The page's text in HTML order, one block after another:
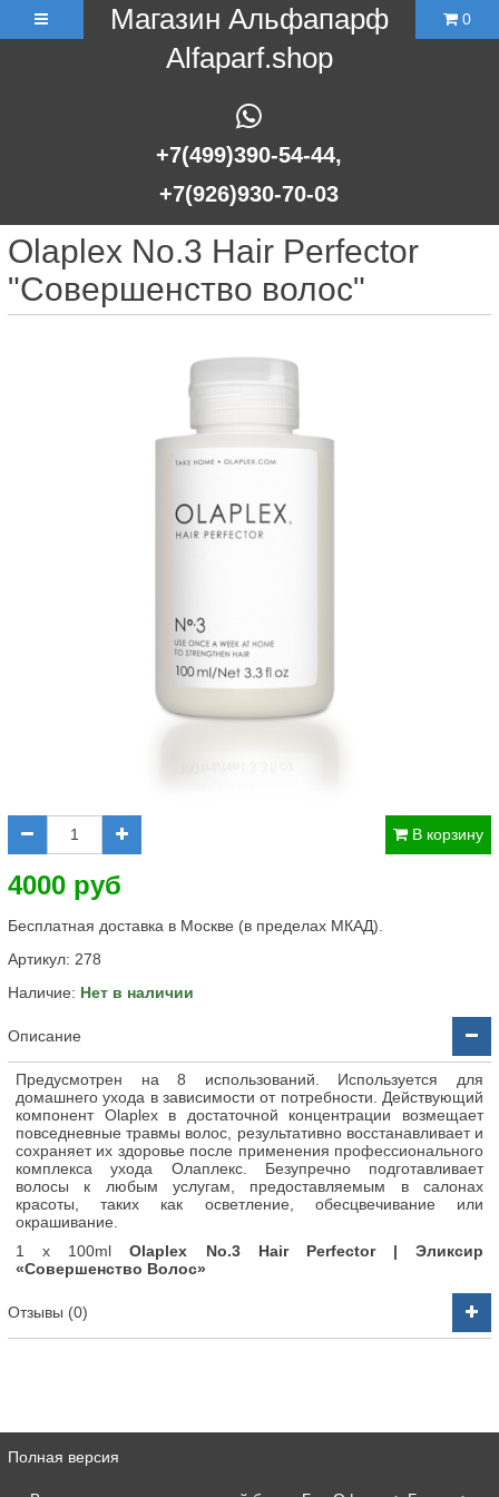
Магазин Альфапарф
Alfaparf.shop
+7(499)390-54-44,
+7(926)930-70-03
0
Olaplex No.3 Hair Perfector
"Совершенство волос"
В корзину
4000 руб
Бесплатная доставка в Москве (в пределах МКАД).
Артикул: 278
Наличие: Нет в наличии
Описание
Предусмотрен на 8 использований. Используется для
домашнего ухода в зависимости от потребности. Действующий
компонент Olaplex в достаточной концентрации возмещает
повседневные травмы волос, результативно восстанавливает и
сохраняет их здоровье после применения профессионального
комплекса ухода Олаплекс. Безупречно подготавливает
волосы к любым услугам, предоставляемым в салонах
красоты, таких как осветление, обесцвечивание или
окрашивание.
1 x 100ml
Olaplex No.3 Hair Perfector | Эликсир
«Совершенство Волос»
Отзывы (0)
Полная версия